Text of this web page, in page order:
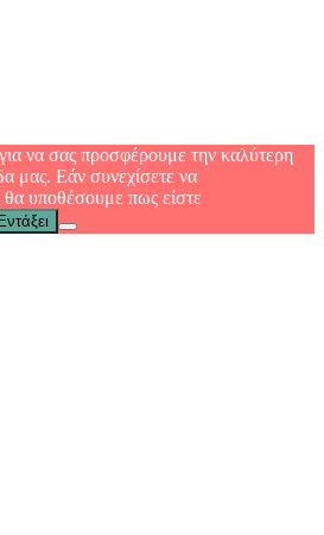
να σας προσφέρουμε την καλύτερη
μας. Εάν συνεχίσετε να
θα υποθέσουμε πως είστε
Εντάξει